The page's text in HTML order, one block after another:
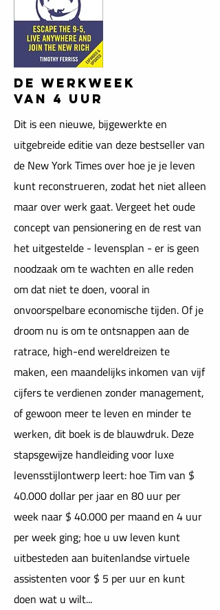
DE WERKWEEK
VAN 4 UUR
Dit is een nieuwe, bijgewerkte en
uitgebreide editie van deze bestseller van
de New York Times over hoe je je leven
kunt reconstrueren, zodat het niet alleen
maar over werk gaat. Vergeet het oude
concept van pensionering en de rest van
het uitgestelde - levensplan - er is geen
noodzaak om te wachten en alle reden
om dat niet te doen, vooral in
onvoorspelbare economische tijden. Of je
droom nu is om te ontsnappen aan de
ratrace, high-end wereldreizen te
maken, een maandelijks inkomen van vijf
cijfers te verdienen zonder management,
of gewoon meer te leven en minder te
werken, dit boek is de blauwdruk. Deze
stapsgewijze handleiding voor luxe
levensstijlontwerp leert: hoe Tim van $
40.000 dollar per jaar en 80 uur per
week naar $ 40.000 per maand en 4 uur
per week ging; hoe u uw leven kunt
uitbesteden aan buitenlandse virtuele
assistenten voor $ 5 per uur en kunt
doen wat u wilt...